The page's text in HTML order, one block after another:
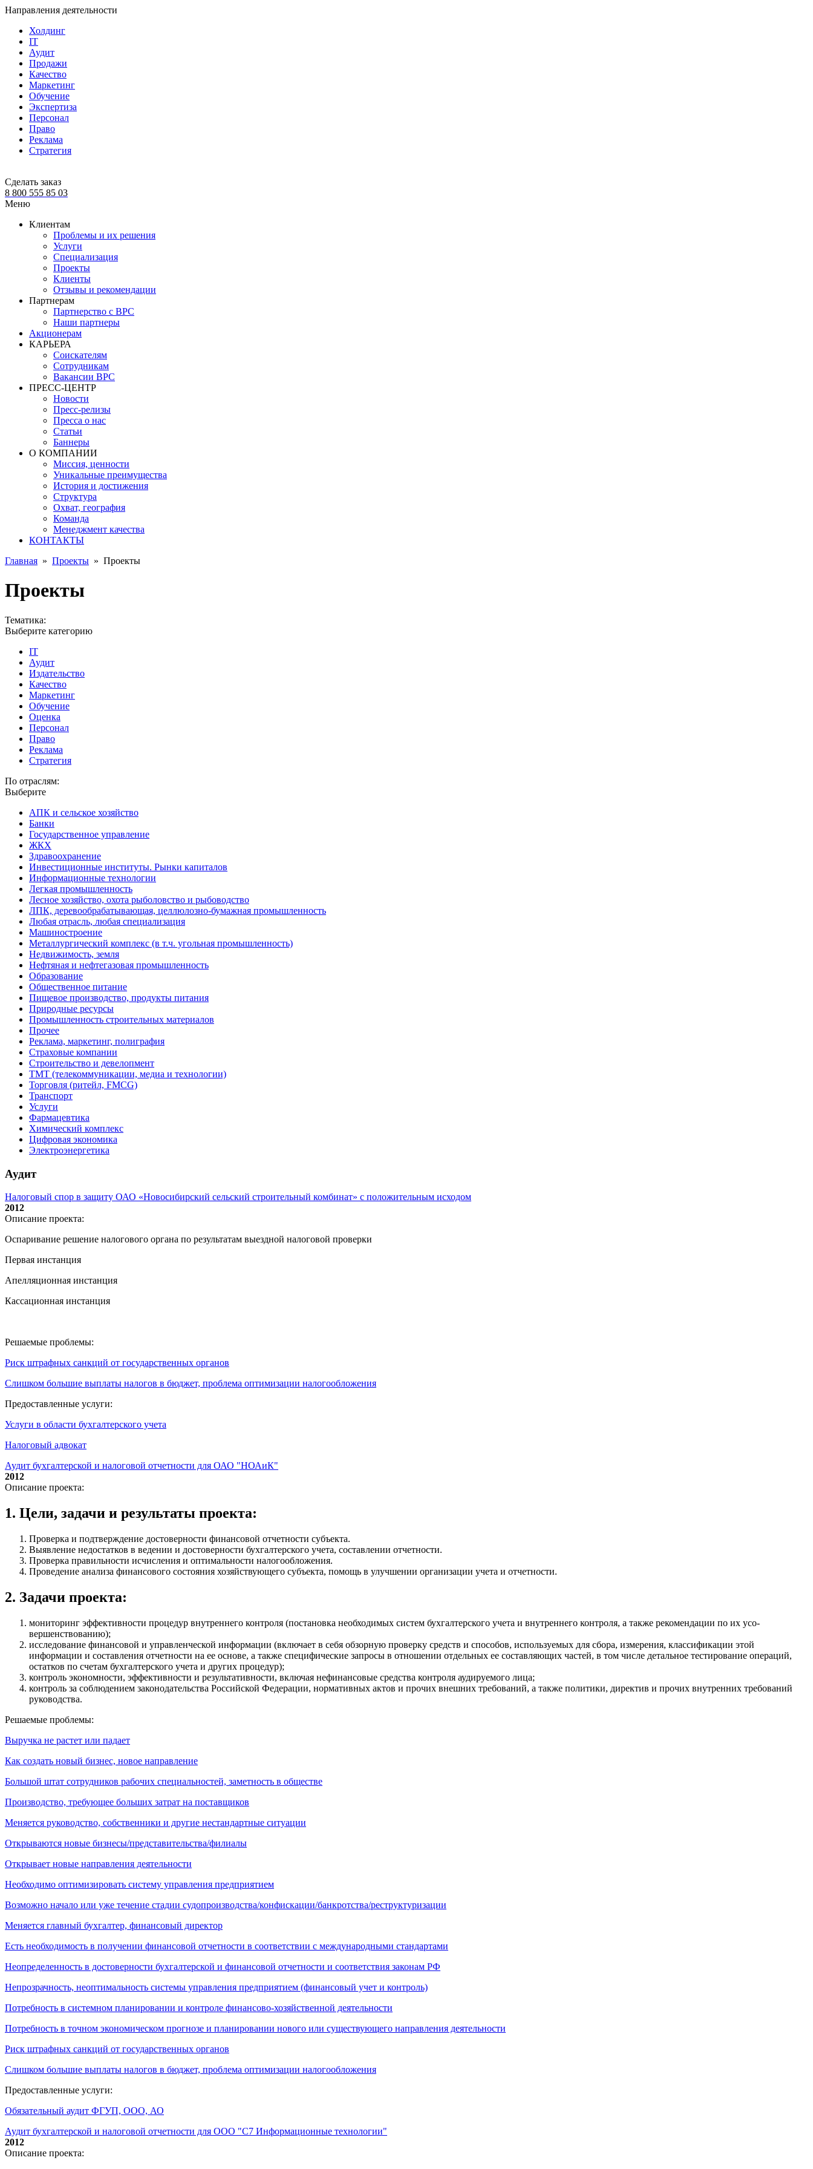
Направления деятельности
Холдинг
IT
Аудит
Продажи
Качество
Маркетинг
Обучение
Экспертиза
Персонал
Право
Реклама
Стратегия
Сделать заказ
8 800 555 85 03
Меню
Клиентам
Проблемы и их решения
Услуги
Специализация
Проекты
Клиенты
Отзывы и рекомендации
Партнерам
Партнерство с BPC
Наши партнеры
Акционерам
КАРЬЕРА
Соискателям
Сотрудникам
Вакансии BPC
ПРЕСС-ЦЕНТР
Новости
Пресс-релизы
Пресса о нас
Статьи
Баннеры
О КОМПАНИИ
Миссия, ценности
Уникальные преимущества
История и достижения
Структура
Охват, география
Команда
Менеджмент качества
КОНТАКТЫ
Главная » Проекты » Проекты
Проекты
Тематика:
Выберите категорию
IT
Аудит
Издательство
Качество
Маркетинг
Обучение
Оценка
Персонал
Право
Реклама
Стратегия
По отраслям:
Выберите
АПК и сельское хозяйство
Банки
Государственное управление
ЖКХ
Здравоохранение
Инвестиционные институты. Рынки капиталов
Информационные технологии
Легкая промышленность
Лесное хозяйство, охота рыболовство и рыбоводство
ЛПК, деревообрабатывающая, целлюлозно-бумажная промышленность
Любая отрасль, любая специализация
Машиностроение
Металлургический комплекс (в т.ч. угольная промышленность)
Недвижимость, земля
Нефтяная и нефтегазовая промышленность
Образование
Общественное питание
Пищевое производство, продукты питания
Природные ресурсы
Промышленность строительных материалов
Прочее
Реклама, маркетинг, полиграфия
Страховые компании
Строительство и девелопмент
ТМТ (телекоммуникации, медиа и технологии)
Торговля (ритейл, FMCG)
Транспорт
Услуги
Фармацевтика
Химический комплекс
Цифровая экономика
Электроэнергетика
Аудит
Налоговый спор в защиту ОАО «Новосибирский сельский строительный комбинат» с положительным исходом
2012
Описание проекта:
Оспаривание решение налогового органа по результатам выездной налоговой проверки
Первая инстанция
Апелляционная инстанция
Кассационная инстанция
Решаемые проблемы:
Риск штрафных санкций от государственных органов
Слишком большие выплаты налогов в бюджет, проблема оптимизации налогообложения
Предоставленные услуги:
Услуги в области бухгалтерского учета
Налоговый адвокат
Аудит бухгалтерской и налоговой отчетности для ОАО "НОАиК"
2012
Описание проекта:
1. Цели, задачи и результаты проекта:
Проверка и подтверждение достоверности финансовой отчетности субъекта.
Выявление недостатков в ведении и достоверности бухгалтерского учета, составлении отчетности.
Проверка правильности исчисления и оптимальности налогообложения.
Проведение анализа финансового состояния хозяйствующего субъекта, помощь в улучшении организации учета и отчетности.
2. Задачи проекта:
мониторинг эффективности процедур внутреннего контроля (постановка необходимых систем бухгалтерского учета и внутреннего контроля, а также рекомендации по их усо-
вершенствованию);
исследование финансовой и управленческой информации (включает в себя обзорную проверку средств и способов, используемых для сбора, измерения, классификации этой
информации и составления отчетности на ее основе, а также специфические запросы в отношении отдельных ее составляющих частей, в том числе детальное тестирование операций,
остатков по счетам бухгалтерского учета и других процедур);
контроль экономности, эффективности и результативности, включая нефинансовые средства контроля аудируемого лица;
контроль за соблюдением законодательства Российской Федерации, нормативных актов и прочих внешних требований, а также политики, директив и прочих внутренних требований
руководства.
Решаемые проблемы:
Выручка не растет или падает
Как создать новый бизнес, новое направление
Большой штат сотрудников рабочих специальностей, заметность в обществе
Производство, требующее больших затрат на поставщиков
Меняется руководство, собственники и другие нестандартные ситуации
Открываются новые бизнесы/представительства/филиалы
Открывает новые направления деятельности
Необходимо оптимизировать систему управления предприятием
Возможно начало или уже течение стадии судопроизводства/конфискации/банкротства/реструктуризации
Меняется главный бухгалтер, финансовый директор
Есть необходимость в получении финансовой отчетности в соответствии с международными стандартами
Неопределенность в достоверности бухгалтерской и финансовой отчетности и соответствия законам РФ
Непрозрачность, неоптимальность системы управления предприятием (финансовый учет и контроль)
Потребность в системном планировании и контроле финансово-хозяйственной деятельности
Потребность в точном экономическом прогнозе и планировании нового или существующего направления деятельности
Риск штрафных санкций от государственных органов
Слишком большие выплаты налогов в бюджет, проблема оптимизации налогообложения
Предоставленные услуги:
Обязательный аудит ФГУП, ООО, АО
Аудит бухгалтерской и налоговой отчетности для ООО "С7 Информационные технологии"
2012
Описание проекта: